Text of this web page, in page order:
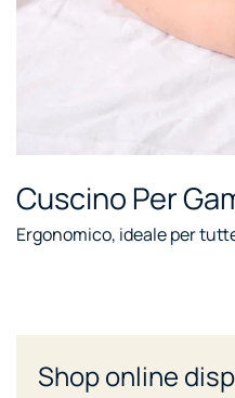
Cuscino Per
Ergonomico, ideale per
Shop online